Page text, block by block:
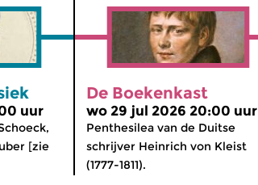
uur
[zie
De Boekenkast
wo 29 jul 2026 20:00 uur
Penthesilea van de Duitse
schrijver Heinrich von Kleist
(1777-1811).